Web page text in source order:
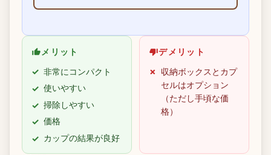
メリット
非常にコンパクト
使いやすい
掃除しやすい
価格
カップの結果が良好
デメリット
収納ボックスとカプ
セルはオプション
（ただし手頃な価
格）